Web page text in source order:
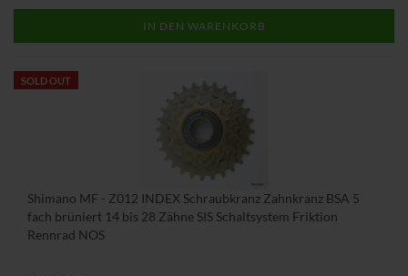
IN DEN WARENKORB
SOLD OUT
Shimano MF - Z012 INDEX Schraubkranz Zahnkranz BSA 5
fach brüniert 14 bis 28 Zähne SIS Schaltsystem Friktion
Rennrad NOS